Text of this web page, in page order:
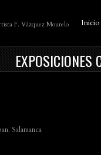
F. Vázquez Mourelo Inicio
EXPOSICIONES
Salamanca